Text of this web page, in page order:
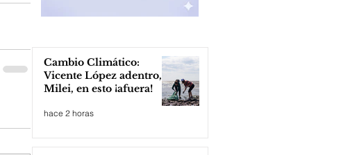
Cambio Climático:
Vicente López adentro,
Milei, en esto ¡afuera!
hace 2 horas